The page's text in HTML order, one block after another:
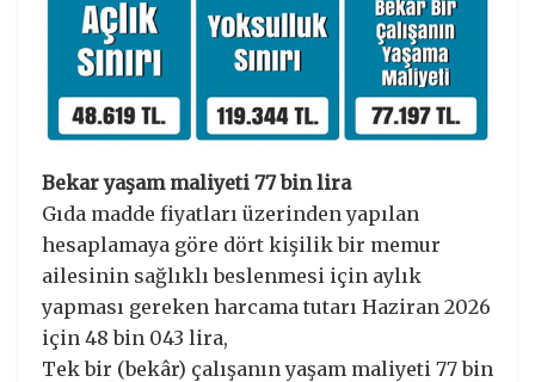
Bekar yaşam maliyeti 77 bin lira
Gıda madde fiyatları üzerinden yapılan
hesaplamaya göre dört kişilik bir memur
ailesinin sağlıklı beslenmesi için aylık
yapması gereken harcama tutarı Haziran 2026
için 48 bin 043 lira,
Tek bir (bekâr) çalışanın yaşam maliyeti 77 bin